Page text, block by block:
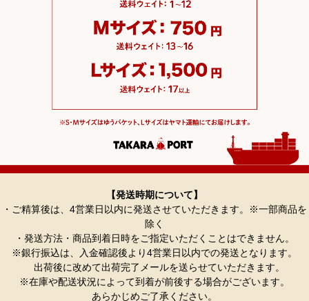
【発送時期について】
・ご精算後は、4営業日以内に発送させていただきます。※一部商品を
除く
・発送方法・商品到着日時をご指定いただくことはできません。
※銀行振込は、入金確認後より4営業日以内での発送となります。
出荷後に改めて出荷完了メールを送らせていただきます。
※在庫や配送状況によって到着が前後する場合がございます。
あらかじめご了承ください。